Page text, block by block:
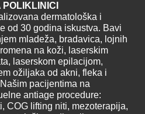
POLIKLINICI
dermatološka i
od 30 godina iskustva. Bavi
mladeža, bradavica, lojnih
na koži, laserskim
laserskom epilacijom,
ožiljaka od akni, fleka i
pacijentima na
antiage procedure:
COG lifting niti, mezoterapija,